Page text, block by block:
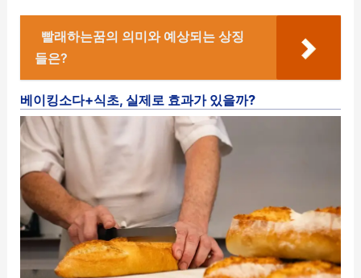
빨래하는꿈의 의미와 예상되는 상징
들은?
베이킹소다+식초, 실제로 효과가 있을까?